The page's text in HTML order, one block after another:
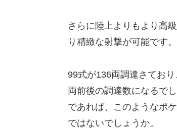
さらに陸上よりもより高
り精緻な射撃が可能です
99式が136両調達さてお
両前後の調達数になるでし
であれば、このようなポ
ではないでしょうか。